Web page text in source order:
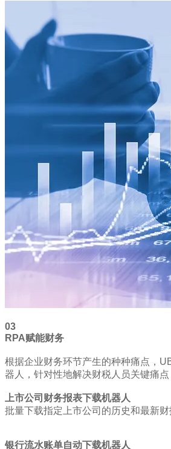
03
RPA赋能财务
根据企业财务环节产生的种种痛点，
器人，针对性地解决财税人员关键痛点
上市公司财务报表下载机器人
批量下载指定上市公司的历史和最新
银行流水账单自动下载机器人